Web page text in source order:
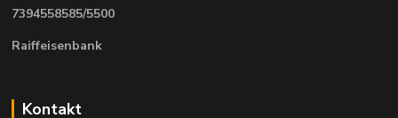
7394558585/5500
Raiffeisenbank
Kontakt